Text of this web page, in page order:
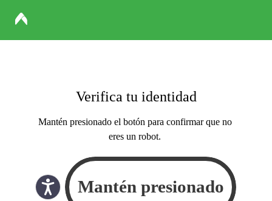
Verifica tu identidad
Mantén presionado el botón para confirmar que no
eres un robot.